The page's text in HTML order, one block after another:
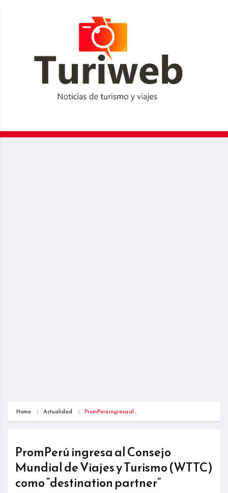
Home Actualidad PromPerú ingresa al…
PromPerú ingresa al Consejo
Mundial de Viajes y Turismo (WTTC)
como “destination partner”